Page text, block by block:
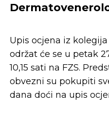
Upis ocjena iz
održat će se u petak
10,15 sati na FZS.
obvezni su pokupiti
dana doći na upis